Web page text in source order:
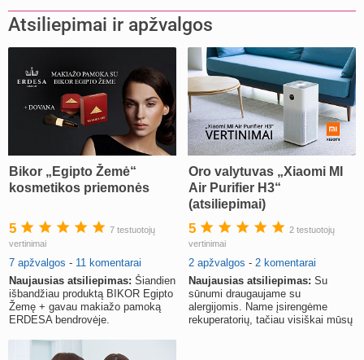
Atsiliepimai ir apžvalgos
Bikor „Egipto Žemė“
kosmetikos priemonės
5
7 testuotojų
vertinimai
7 apžvalgos - 11 komentarai
Naujausias atsiliepimas: Šiandien
išbandžiau produktą BIKOR Egipto
Žemę + gavau makiažo pamoką
ERDESA bendrovėje.
Oro valytuvas „Xiaomi MI
Air Purifier H3“
(atsiliepimai)
5
2 testuotojų
vertinimai
2 apžvalgos - 2 komentarai
Naujausias atsiliepimas: Su
sūnumi draugaujame su
alergijomis. Name įsirengėme
rekuperatorių, tačiau visiškai mūsų